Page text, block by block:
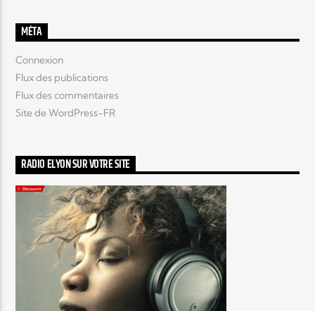
MÉTA
Connexion
Flux des publications
Flux des commentaires
Site de WordPress-FR
RADIO ELYON SUR VOTRE SITE